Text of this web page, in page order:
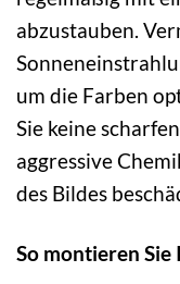
abzustauben.
um die Farben
Sie keine
aggressive
des Bildes
So montieren